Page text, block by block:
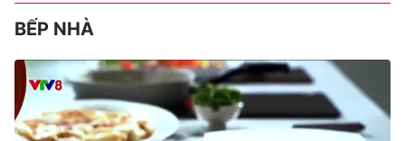
BẾP NHÀ